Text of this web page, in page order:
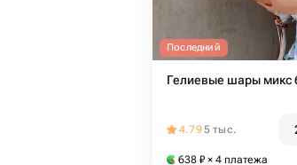
Последний
Гелиевые шары микс
4.795 тыс.
638 ₽ × 4 платежа